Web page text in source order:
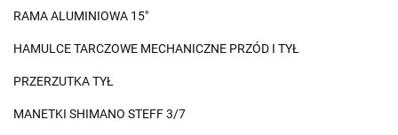
RAMA ALUMINIOWA 15"
HAMULCE TARCZOWE MECHANICZNE PRZÓD I TYŁ
PRZERZUTKA TYŁ
MANETKI SHIMANO STEFF 3/7